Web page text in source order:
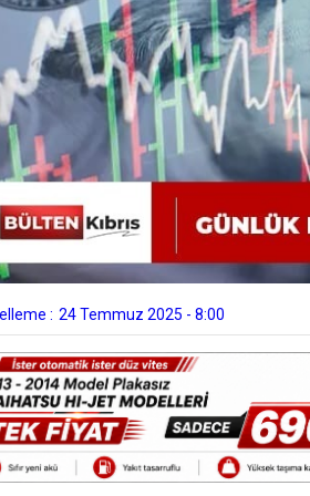
: 24 Temmuz 2025 - 8:00